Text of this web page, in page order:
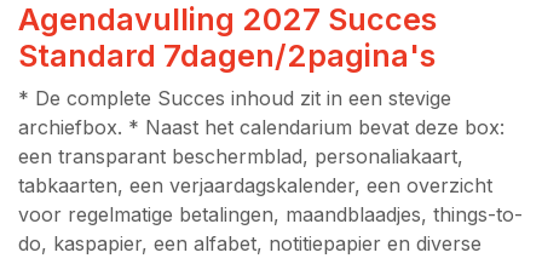
Agendavulling 2027 Succes
Standard 7dagen/2pagina's
* De complete Succes inhoud zit in een stevige
archiefbox. * Naast het calendarium bevat deze box:
een transparant beschermblad, personaliakaart,
tabkaarten, een verjaardagskalender, een overzicht
voor regelmatige betalingen, maandblaadjes, things-to-
do, kaspapier, een alfabet, notitiepapier en diverse